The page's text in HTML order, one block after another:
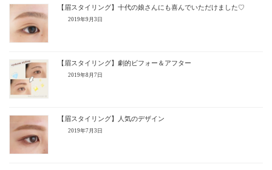
【眉スタイリング】十代の娘さんにも喜んでいただけました♡
2019年9月3日
【眉スタイリング】劇的ビフォー＆アフター
2019年8月7日
【眉スタイリング】人気のデザイン
2019年7月3日